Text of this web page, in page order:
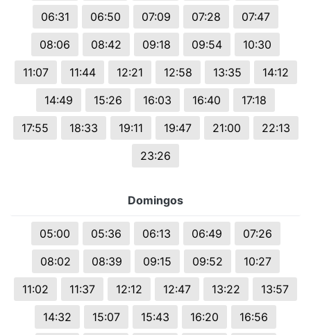
06:31
06:50 07:09 07:28
07:47
08:06
08:42 09:18 09:54
10:30
11:07
11:44 12:21 12:58 13:35
14:12
14:49
15:26 16:03 16:40
17:18
17:55
18:33 19:11 19:47 21:00
22:13
23:26
Domingos
05:00 05:36 06:13 06:49
07:26
08:02
08:39 09:15 09:52
10:27
11:02
11:37 12:12 12:47 13:22
13:57
14:32
15:07 15:43 16:20
16:56